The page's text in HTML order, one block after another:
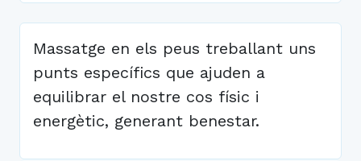
Massatge en els peus treballant uns
punts específics que ajuden a
equilibrar el nostre cos físic i
energètic, generant benestar.